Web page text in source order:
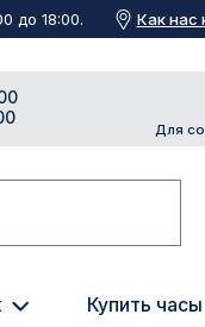
до 18:00. Как нас
Для
Купить часы